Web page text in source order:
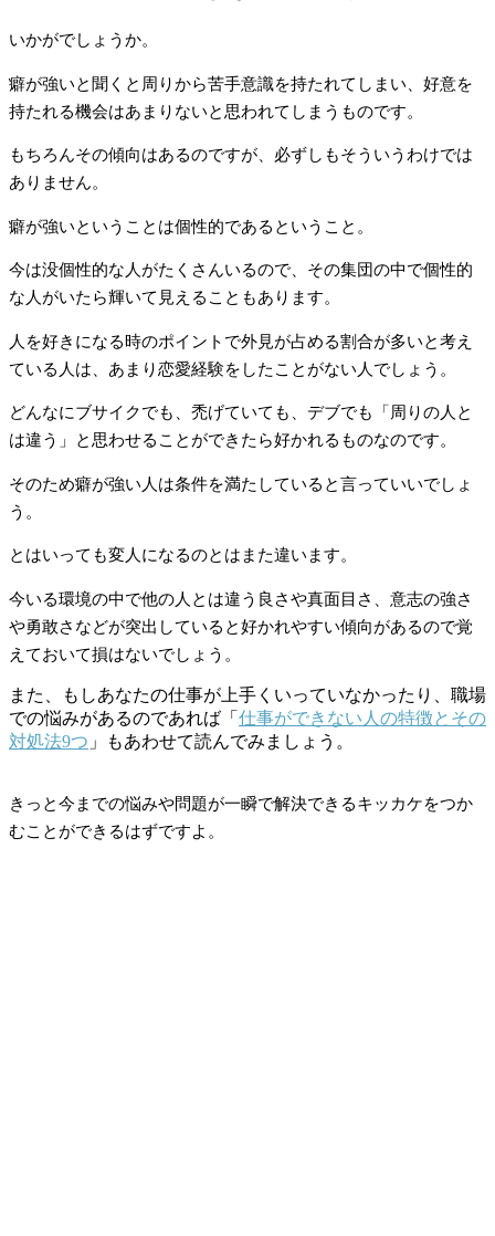
いかがでしょうか。
癖が強いと聞くと周りから苦手意識を持たれてしまい、好意を
持たれる機会はあまりないと思われてしまうものです。
もちろんその傾向はあるのですが、必ずしもそういうわけでは
ありません。
癖が強いということは個性的であるということ。
今は没個性的な人がたくさんいるので、その集団の中で個性的
な人がいたら輝いて見えることもあります。
人を好きになる時のポイントで外見が占める割合が多いと考え
ている人は、あまり恋愛経験をしたことがない人でしょう。
どんなにブサイクでも、禿げていても、デブでも「周りの人と
は違う」と思わせることができたら好かれるものなのです。
そのため癖が強い人は条件を満たしていると言っていいでしょ
う。
とはいっても変人になるのとはまた違います。
今いる環境の中で他の人とは違う良さや真面目さ、意志の強さ
や勇敢さなどが突出していると好かれやすい傾向があるので覚
えておいて損はないでしょう。
また、もしあなたの仕事が上手くいっていなかったり、職場
での悩みがあるのであれば「 仕事ができない人の特徴とその
対処法9つ 」もあわせて読んでみましょう。
きっと今までの悩みや問題が一瞬で解決できるキッカケをつか
むことができるはずですよ。